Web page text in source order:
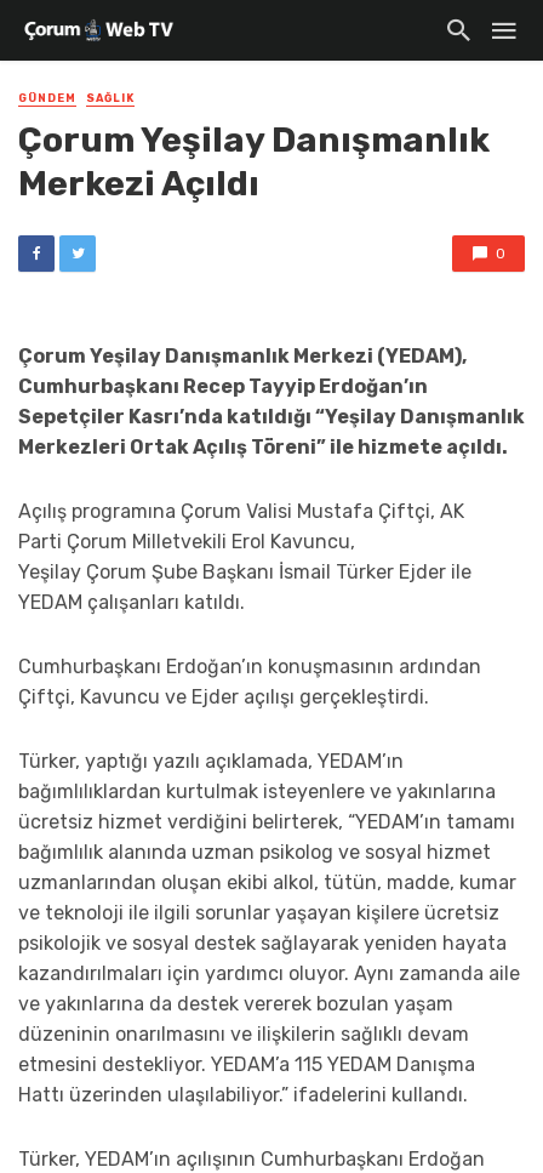
GÜNDEM SAĞLIK
Çorum Yeşilay Danışmanlık
Merkezi Açıldı
0
Çorum Yeşilay Danışmanlık Merkezi (YEDAM),
Cumhurbaşkanı Recep Tayyip Erdoğan’ın
Sepetçiler Kasrı’nda katıldığı “Yeşilay Danışmanlık
Merkezleri Ortak Açılış Töreni” ile hizmete açıldı.
Açılış programına Çorum Valisi Mustafa Çiftçi, AK
Parti Çorum Milletvekili Erol Kavuncu,
Yeşilay Çorum Şube Başkanı İsmail Türker Ejder ile
YEDAM çalışanları katıldı.
Cumhurbaşkanı Erdoğan’ın konuşmasının ardından
Çiftçi, Kavuncu ve Ejder açılışı gerçekleştirdi.
Türker, yaptığı yazılı açıklamada, YEDAM’ın
bağımlılıklardan kurtulmak isteyenlere ve yakınlarına
ücretsiz hizmet verdiğini belirterek, “YEDAM’ın tamamı
bağımlılık alanında uzman psikolog ve sosyal hizmet
uzmanlarından oluşan ekibi alkol, tütün, madde, kumar
ve teknoloji ile ilgili sorunlar yaşayan kişilere ücretsiz
psikolojik ve sosyal destek sağlayarak yeniden hayata
kazandırılmaları için yardımcı oluyor. Aynı zamanda aile
ve yakınlarına da destek vererek bozulan yaşam
düzeninin onarılmasını ve ilişkilerin sağlıklı devam
etmesini destekliyor. YEDAM’a 115 YEDAM Danışma
Hattı üzerinden ulaşılabiliyor.” ifadelerini kullandı.
Türker, YEDAM’ın açılışının Cumhurbaşkanı Erdoğan